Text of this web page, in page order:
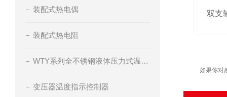
装配式热电偶
装配式热电阻
WTY系列全不锈钢液体压力式温度计
变压器温度指示控制器
双支
如果你对